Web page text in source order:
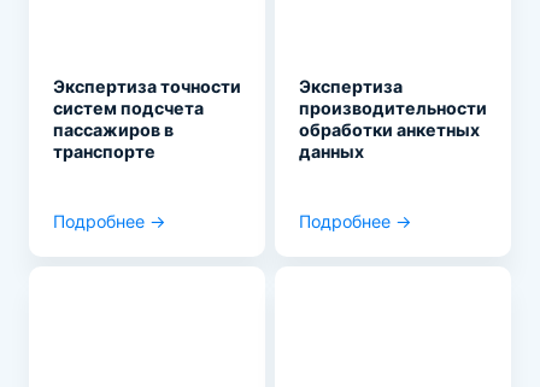
Экспертиза точности
систем подсчета
пассажиров в
транспорте
Подробнее →
Экспертиза
производительности
обработки анкетных
данных
Подробнее →